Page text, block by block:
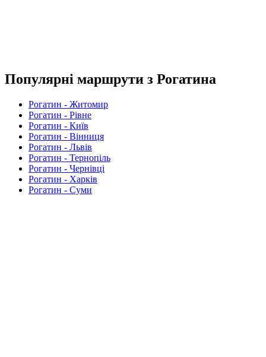
Популярні маршрути з Рогатина
Рогатин - Житомир
Рогатин - Рівне
Рогатин - Київ
Рогатин - Вінниця
Рогатин - Львів
Рогатин - Тернопіль
Рогатин - Чернівці
Рогатин - Харків
Рогатин - Суми